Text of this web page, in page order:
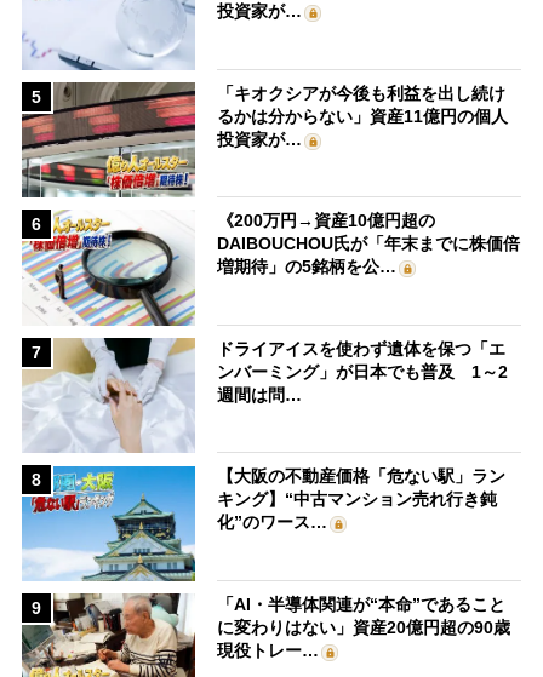
投資家が…
5
「キオクシアが今後も利益を出し続け
るかは分からない」資産11億円の個人
投資家が…
6
《200万円→資産10億円超の
DAIBOUCHOU氏が「年末までに株価倍
増期待」の5銘柄を公…
7
ドライアイスを使わず遺体を保つ「エ
ンバーミング」が日本でも普及 1～2
週間は問…
8
【大阪の不動産価格「危ない駅」ラン
キング】“中古マンション売れ行き鈍
化”のワース…
9
「AI・半導体関連が“本命”であること
に変わりはない」資産20億円超の90歳
現役トレー…